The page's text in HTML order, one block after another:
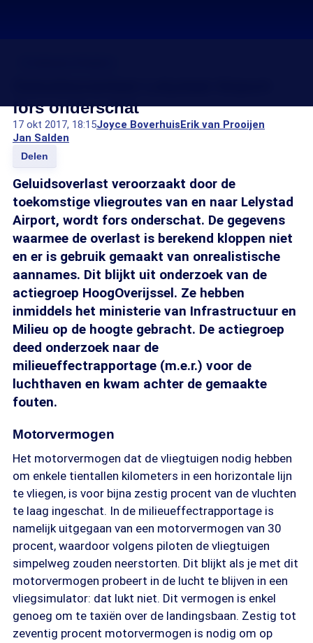
fors onderschat
17 okt 2017, 18:15Joyce BoverhuisErik van Prooijen
Jan Salden
Delen
Geluidsoverlast veroorzaakt door de
toekomstige vliegroutes van en naar Lelystad
Airport, wordt fors onderschat. De gegevens
waarmee de overlast is berekend kloppen niet
en er is gebruik gemaakt van onrealistische
aannames. Dit blijkt uit onderzoek van de
actiegroep HoogOverijssel. Ze hebben
inmiddels het ministerie van Infrastructuur en
Milieu op de hoogte gebracht. De actiegroep
deed onderzoek naar de
milieueffectrapportage (m.e.r.) voor de
luchthaven en kwam achter de gemaakte
fouten.
Motorvermogen
Het motorvermogen dat de vliegtuigen nodig hebben
om enkele tientallen kilometers in een horizontale lijn
te vliegen, is voor bijna zestig procent van de vluchten
te laag ingeschat. In de milieueffectrapportage is
namelijk uitgegaan van een motorvermogen van 30
procent, waardoor volgens piloten de vliegtuigen
simpelweg zouden neerstorten. Dit blijkt als je met dit
motorvermogen probeert in de lucht te blijven in een
vliegsimulator: dat lukt niet. Dit vermogen is enkel
genoeg om te taxiën over de landingsbaan. Zestig tot
zeventig procent motorvermogen is nodig om op